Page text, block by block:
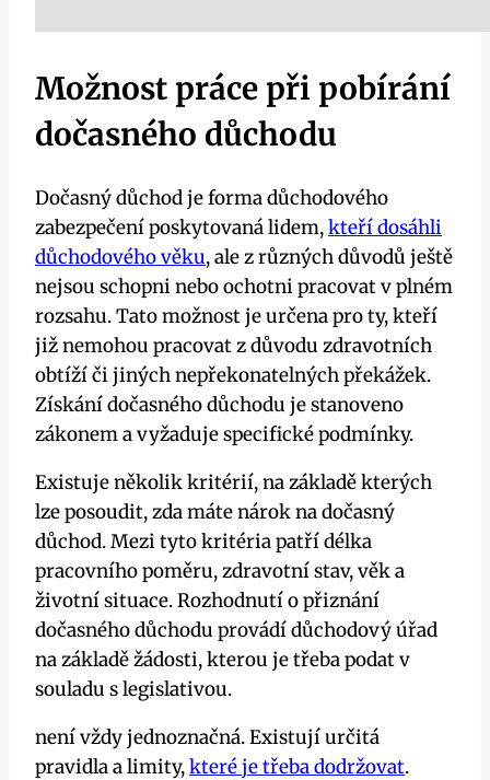
Možnost práce při pobírání
dočasného důchodu
Dočasný důchod je forma důchodového
zabezpečení poskytovaná lidem,kteří dosáhli
důchodového věku, ale z různých důvodů ještě
nejsou schopni nebo ochotni pracovat v plném
rozsahu. Tato možnost je určena pro ty, kteří
již nemohou pracovat z důvodu zdravotních
obtíží či jiných nepřekonatelných překážek.
Získání dočasného důchodu je stanoveno
zákonem a vyžaduje specifické podmínky.
Existuje několik kritérií, na základě kterých
lze posoudit, zda máte nárok na dočasný
důchod. Mezi tyto kritéria patří délka
pracovního poměru, zdravotní stav, věk a
životní situace. Rozhodnutí o přiznání
dočasného důchodu provádí důchodový úřad
na základě žádosti, kterou je třeba podat v
souladu s legislativou.
není vždy jednoznačná. Existují určitá
pravidla a limity,které je třeba dodržovat.